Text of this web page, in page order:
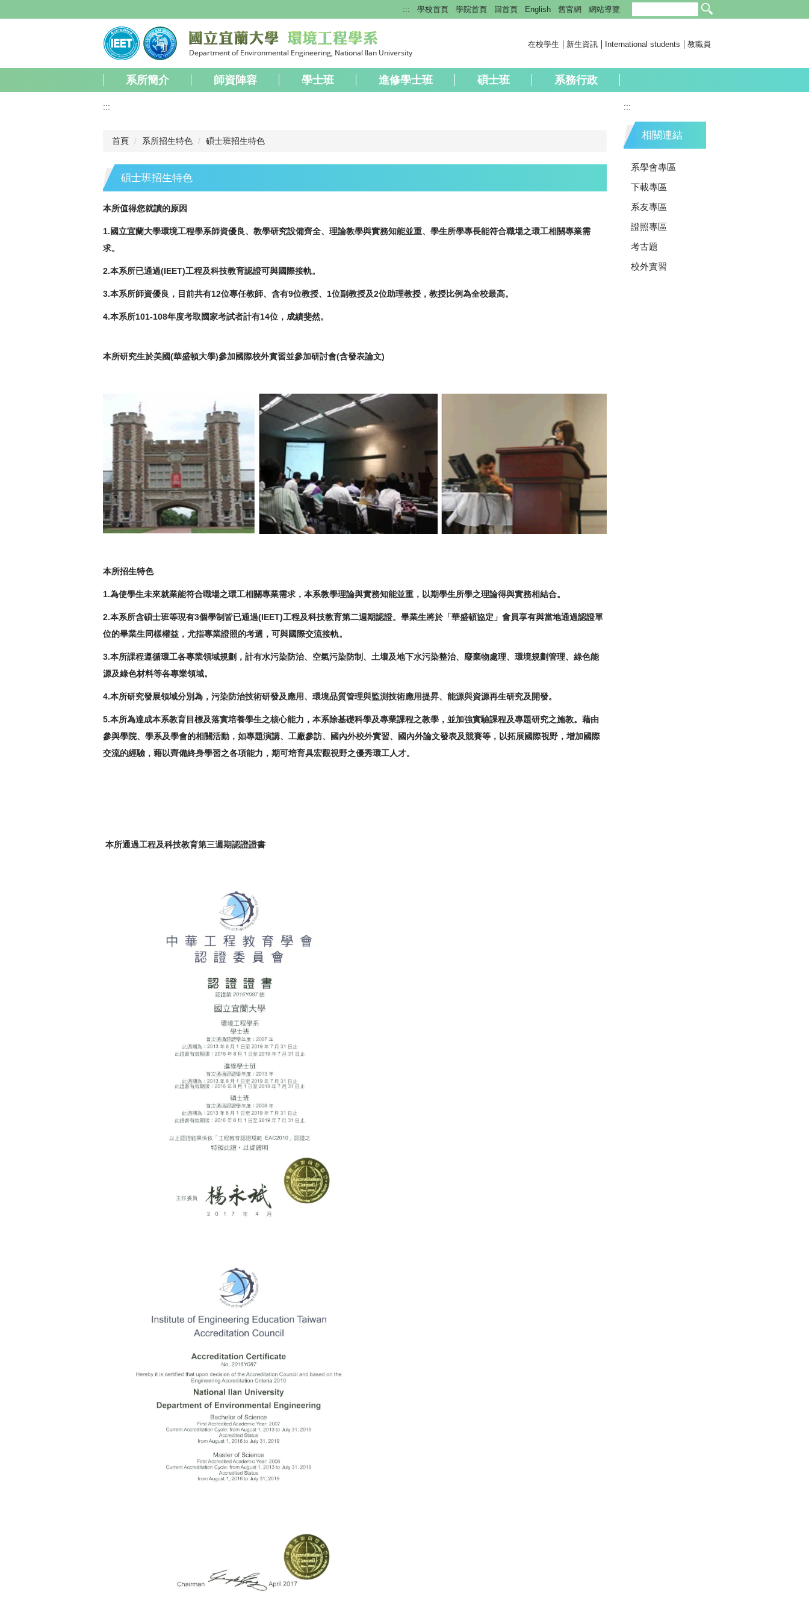
到
::: 學校首頁 學院首頁 回首頁 English 舊官網 網站導覽
在校學生 新生資訊 International students 教職員
系所簡介 師資陣容 學士班 進修學士班 碩士班 系務行政
:::
首頁 系所招生特色 碩士班招生特色
碩士班招生特色
本所值得您就讀的原因
1.國立宜蘭大學環境工程學系師資優良、教學研究設備齊全、理論教學與實務知能並重、學生所學專長能符合職場之環工相關專業需
求。
2.本系所已通過(IEET)工程及科技教育認證可與國際接軌。
3.本系所師資優良，目前共有12位專任教師、含有9位教授、1位副教授及2位助理教授，教授比例為全校最高。
4.本系所101-108年度考取國家考試者計有14位，成績斐然。
本所研究生於美國(華盛頓大學)參加國際校外實習並參加研討會(含發表論文)
本所招生特色
1.為使學生未來就業能符合職場之環工相關專業需求，本系教學理論與實務知能並重，以期學生所學之理論得與實務相結合。
2.本系所含碩士班等現有3個學制皆已通過(IEET)工程及科技教育第二週期認證。畢業生將於「華盛頓協定」會員享有與當地通過認證單
位的畢業生同樣權益，尤指專業證照的考選，可與國際交流接軌。
3.本所課程遵循環工各專業領域規劃，計有水污染防治、空氣污染防制、土壤及地下水污染整治、廢棄物處理、環境規劃管理、綠色能
源及綠色材料等各專業領域。
4.本所研究發展領域分別為，污染防治技術研發及應用、環境品質管理與監測技術應用提昇、能源與資源再生研究及開發。
5.本所為達成本系教育目標及落實培養學生之核心能力，本系除基礎科學及專業課程之教學，並加強實驗課程及專題研究之施教。藉由
參與學院、學系及學會的相關活動，如專題演講、工廠參訪、國內外校外實習、國內外論文發表及競賽等，以拓展國際視野，增加國際
交流的經驗，藉以齊備終身學習之各項能力，期可培育具宏觀視野之優秀環工人才。
本所通過工程及科技教育第三週期認證證書
:::
相關連結
系學會專區
下載專區
系友專區
證照專區
考古題
校外實習